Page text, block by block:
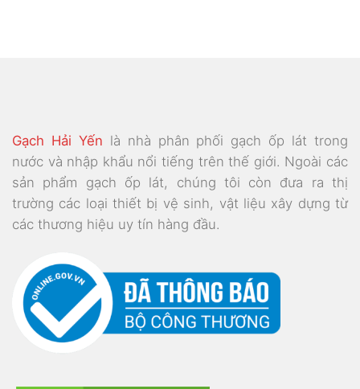
Gạch Hải Yến là nhà phân phối gạch ốp lát trong
nước và nhập khẩu nổi tiếng trên thế giới. Ngoài các
sản phẩm gạch ốp lát, chúng tôi còn đưa ra thị
trường các loại thiết bị vệ sinh, vật liệu xây dựng từ
các thương hiệu uy tín hàng đầu.